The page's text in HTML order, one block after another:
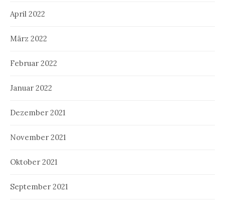
April 2022
März 2022
Februar 2022
Januar 2022
Dezember 2021
November 2021
Oktober 2021
September 2021